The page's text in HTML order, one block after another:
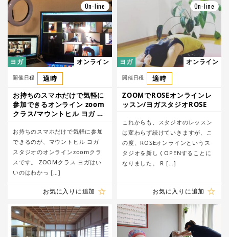
On-line
ヨガ オンライン
開催日程
適時
お持ちのスマホだけで気軽に
参加できるオンライン zoom
クラス/マウントヒル ヨガ ス
タジオ
お持ちのスマホだけで気軽に参加
できるのが、マウントヒル ヨガ
スタジオのオンラインzoomクラ
スです。 ZOOMクラス ヨガはい
いのはわかっ […]
お気に入りに追加
On-line
ヨガ オンライン
開催日程
適時
ZOOMでROSEオンラインレ
ッスン/ヨガスタジオROSE
これからも、スタジオのレッスン
は変わらず続けていきますが、こ
の度、ROSEオンラインというス
タジオを新しくOPENすることに
なりました。 R […]
お気に入りに追加